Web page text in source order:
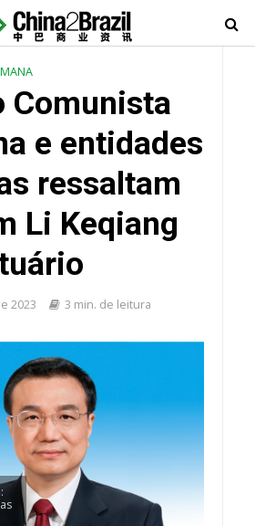
Comunista
e entidades
ressaltam
Li Keqiang
2023 3 min. de leitura